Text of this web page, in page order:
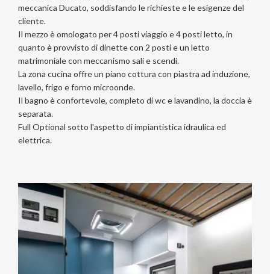
meccanica Ducato, soddisfando le richieste e le esigenze del
cliente.
Il mezzo è omologato per 4 posti viaggio e 4 posti letto, in
quanto è provvisto di dinette con 2 posti e un letto
matrimoniale con meccanismo sali e scendi.
La zona cucina offre un piano cottura con piastra ad induzione,
lavello, frigo e forno microonde.
Il bagno è confortevole, completo di wc e lavandino, la doccia è
separata.
Full Optional sotto l'aspetto di impiantistica idraulica ed
elettrica.